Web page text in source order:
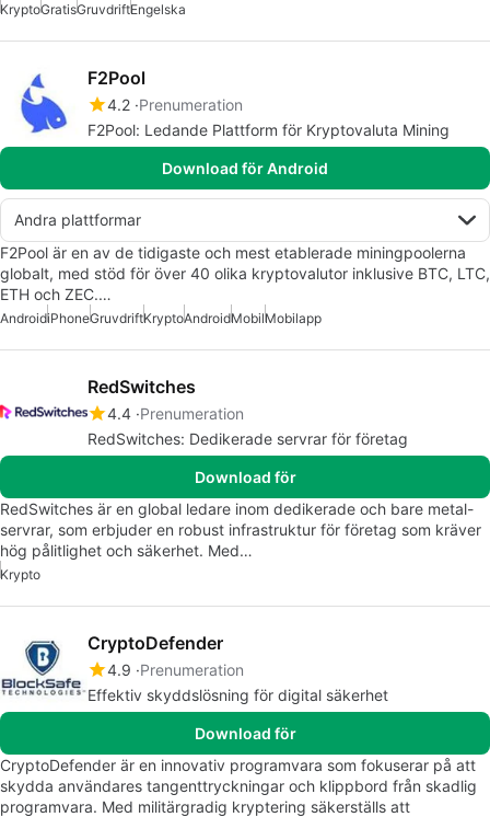
KryptoGratisGruvdriftEngelska
F2Pool
4.2 Prenumeration
F2Pool: Ledande Plattform för Kryptovaluta Mining
Download för Android
Andra plattformar
F2Pool är en av de tidigaste och mest etablerade miningpoolerna
globalt, med stöd för över 40 olika kryptovalutor inklusive BTC, LTC,
ETH och ZEC.…
AndroidiPhoneGruvdriftKryptoAndroidMobilMobilapp
RedSwitches
4.4 Prenumeration
RedSwitches: Dedikerade servrar för företag
Download för
RedSwitches är en global ledare inom dedikerade och bare metal-
servrar, som erbjuder en robust infrastruktur för företag som kräver
hög pålitlighet och säkerhet. Med…
Krypto
CryptoDefender
4.9 Prenumeration
Effektiv skyddslösning för digital säkerhet
Download för
CryptoDefender är en innovativ programvara som fokuserar på att
skydda användares tangenttryckningar och klippbord från skadlig
programvara. Med militärgradig kryptering säkerställs att